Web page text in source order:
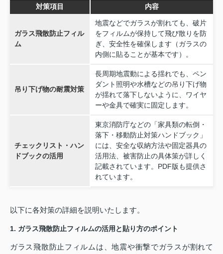
対策項目 内容
ガラス飛散防止フィル
ム
地震などでガラスが割れても、破片
をフィルムが保持して飛び散りを防
ぎ、安全性を確保します（ガラスの
内側に貼ることが基本です）。
吊り下げ物の耐震対策
長周期地震動による揺れでも、ペン
ダント照明や水槽などの吊り下げ物
が揺れて落下しないように、ワイヤ
ーや金具で確実に固定します。
チェックリスト・ハン
ドブックの活用
東京消防庁などの「家具類の転倒・
落下・移動防止対策ハンドブック」
には、安全な収納方法や固定器具の
活用法、被害防止の具体策が詳しく
記載されています。PDF版も提供さ
れています。
以下に各対策の詳細を説明いたします。
1. ガラス飛散防止フィルムの活用と貼り方のポイント
ガラス飛散防止フィルムは、地震や衝撃でガラスが割れて